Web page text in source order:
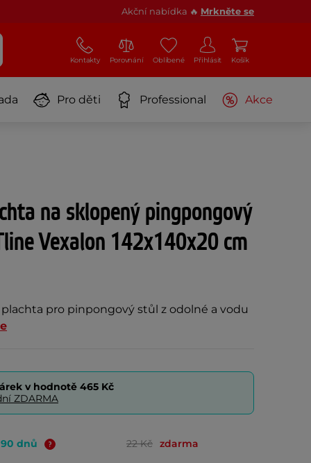
Akční nabídka 🔥 Mrkněte se
Kontakty Porovnání Oblíbené Přihlásit Košík
Pro děti Professional Akce
na sklopený pingpongový
Vexalon 142x140x20 cm
pro pinpongový stůl z odolné a vodu
v hodnotě 465 Kč
ZDARMA
dnů 22 Kč zdarma